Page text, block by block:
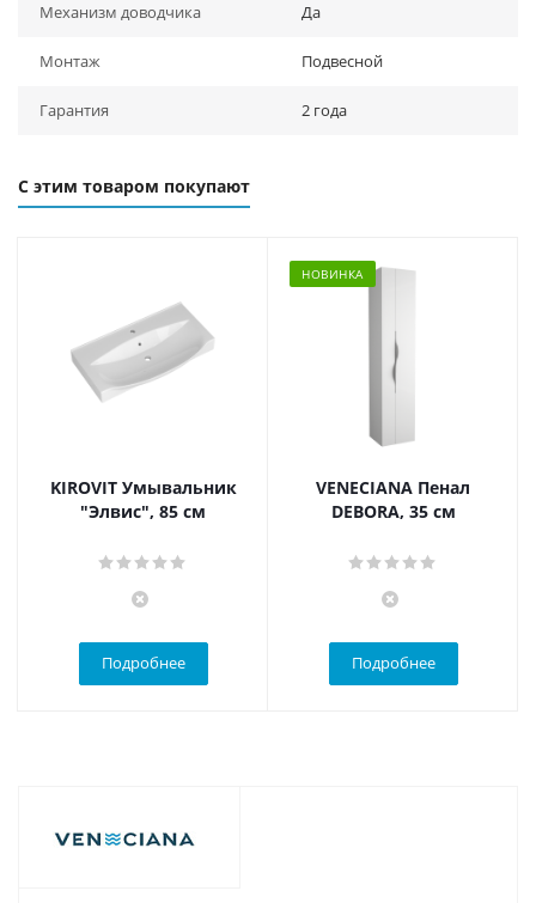
Механизм доводчика Да
Монтаж Подвесной
Гарантия 2 года
С этим товаром покупают
KIROVIT Умывальник
"Элвис", 85 см
Подробнее
НОВИНКА
VENECIANA Пенал
DEBORA, 35 см
Подробнее